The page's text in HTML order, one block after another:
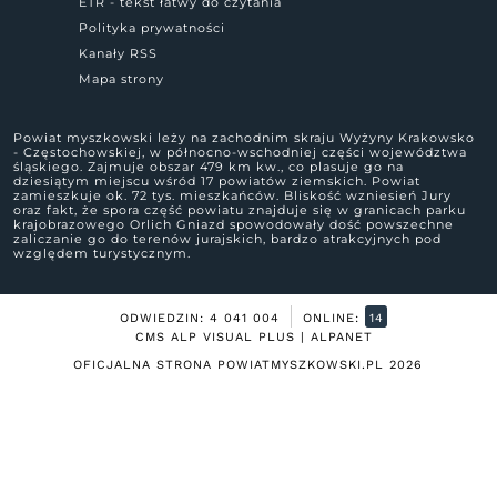
Polityka prywatności
Kanały RSS
Mapa strony
Powiat myszkowski leży na zachodnim skraju Wyżyny Krakowsko
- Częstochowskiej, w północno-wschodniej części województwa
śląskiego. Zajmuje obszar 479 km kw., co plasuje go na
dziesiątym miejscu wśród 17 powiatów ziemskich. Powiat
zamieszkuje ok. 72 tys. mieszkańców. Bliskość wzniesień Jury
oraz fakt, że spora część powiatu znajduje się w granicach parku
krajobrazowego Orlich Gniazd spowodowały dość powszechne
zaliczanie go do terenów jurajskich, bardzo atrakcyjnych pod
względem turystycznym.
ODWIEDZIN: 4 041 004 ONLINE: 14
OFICJALNA STRONA POWIATMYSZKOWSKI.PL2026
CMS ALP VISUAL PLUS | ALPANET